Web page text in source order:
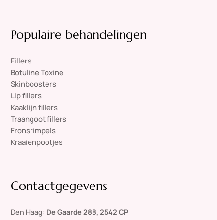
Populaire behandelingen
Fillers
Botuline Toxine
Skinboosters
Lip fillers
Kaaklijn fillers
Traangoot fillers
Fronsrimpels
Kraaienpootjes
Contactgegevens
Den Haag: De Gaarde 288, 2542 CP